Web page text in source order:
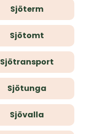
Sjöterm
Sjötomt
Sjötransport
Sjötunga
Sjövalla